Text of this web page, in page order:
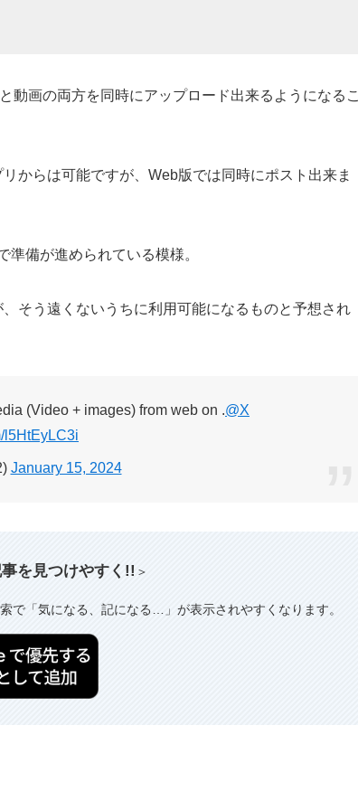
動画の両方を同時にアップロード出来るようになるこ
からは可能ですが、Web版では同時にポスト出来ま
備が進められている模様。
そう遠くないうちに利用可能になるものと予想され
(Video + images) from web on .@X
l5HtEyLC3i
January 15, 2024
を見つけやすく!! ＞
で「気になる、記になる…」が表示されやすくなります。